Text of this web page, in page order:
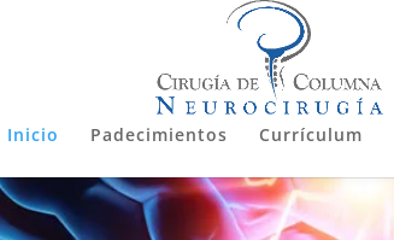
Inicio Padecimientos Currículum